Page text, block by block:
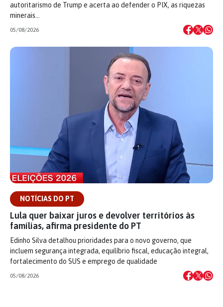
autoritarismo de Trump e acerta ao defender o PIX, as riquezas
minerais…
05/08/2026
NOTÍCIAS DO PT
Lula quer baixar juros e devolver territórios às
famílias, afirma presidente do PT
Edinho Silva detalhou prioridades para o novo governo, que
incluem segurança integrada, equilíbrio fiscal, educação integral,
fortalecimento do SUS e emprego de qualidade
05/08/2026